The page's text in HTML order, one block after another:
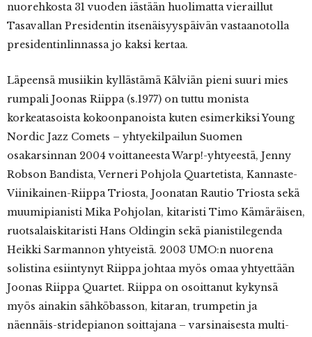
nuorehkosta 31 vuoden iästään huolimatta vieraillut
Tasavallan Presidentin itsenäisyyspäivän vastaanotolla
presidentinlinnassa jo kaksi kertaa.
Läpeensä musiikin kyllästämä Kälviän pieni suuri mies
rumpali Joonas Riippa (s.1977) on tuttu monista
korkeatasoista kokoonpanoista kuten esimerkiksi Young
Nordic Jazz Comets – yhtyekilpailun Suomen
osakarsinnan 2004 voittaneesta Warp!-yhtyeestä, Jenny
Robson Bandista, Verneri Pohjola Quartetista, Kannaste-
Viinikainen-Riippa Triosta, Joonatan Rautio Triosta sekä
muumipianisti Mika Pohjolan, kitaristi Timo Kämäräisen,
ruotsalaiskitaristi Hans Oldingin sekä pianistilegenda
Heikki Sarmannon yhtyeistä. 2003 UMO:n nuorena
solistina esiintynyt Riippa johtaa myös omaa yhtyettään
Joonas Riippa Quartet. Riippa on osoittanut kykynsä
myös ainakin sähköbasson, kitaran, trumpetin ja
näennäis-stridepianon soittajana – varsinaisesta multi-